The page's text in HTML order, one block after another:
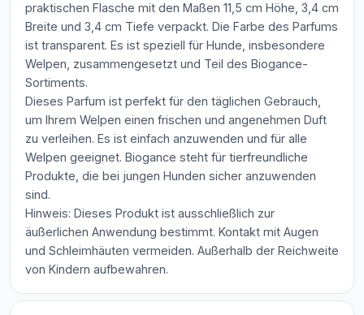
praktischen Flasche mit den Maßen 11,5 cm Höhe, 3,4 cm
Breite und 3,4 cm Tiefe verpackt. Die Farbe des Parfums
ist transparent. Es ist speziell für Hunde, insbesondere
Welpen, zusammengesetzt und Teil des Biogance-
Sortiments.
Dieses Parfum ist perfekt für den täglichen Gebrauch,
um Ihrem Welpen einen frischen und angenehmen Duft
zu verleihen. Es ist einfach anzuwenden und für alle
Welpen geeignet. Biogance steht für tierfreundliche
Produkte, die bei jungen Hunden sicher anzuwenden
sind.
Hinweis: Dieses Produkt ist ausschließlich zur
äußerlichen Anwendung bestimmt. Kontakt mit Augen
und Schleimhäuten vermeiden. Außerhalb der Reichweite
von Kindern aufbewahren.